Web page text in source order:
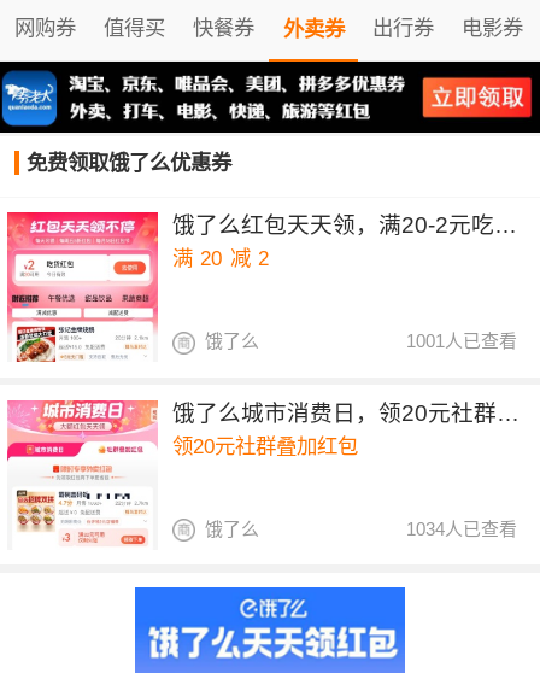
网购券 值得买 快餐券 外卖券 出行券 电影券
免费领取饿了么优惠券
饿了么红包天天领，满20-2元吃货红包
满 20 减 2
1001人已查看
饿了么
饿了么城市消费日，领20元社群叠加红包
领20元社群叠加红包
1034人已查看
饿了么